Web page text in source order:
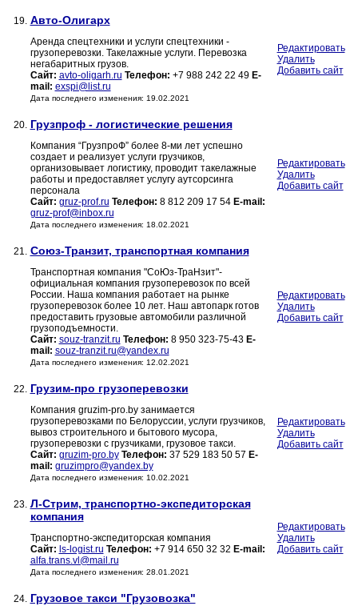
19. Авто-Олигарх
Аренда спецтехники и услуги спецтехники -
грузоперевозки. Такелажные услуги. Перевозка
негабаритных грузов.
Сайт: avto-oligarh.ru Телефон: +7 988 242 22 49 E-
mail: exspi@list.ru
Дата последнего изменения: 19.02.2021
Редактировать
Удалить
Добавить сайт
20. Грузпроф - логистические решения
Компания “ГрузпроФ” более 8-ми лет успешно
создает и реализует услуги грузчиков,
организовывает логистику, проводит такелажные
работы и предоставляет услугу аутсорсинга
персонала
Сайт: gruz-prof.ru Телефон: 8 812 209 17 54 E-mail:
gruz-prof@inbox.ru
Дата последнего изменения: 18.02.2021
Редактировать
Удалить
Добавить сайт
21. Союз-Транзит, транспортная компания
Транспортная компания "СоЮз-ТраНзит"-
официальная компания грузоперевозок по всей
России. Наша компания работает на рынке
грузоперевозок более 10 лет. Наш автопарк готов
предоставить грузовые автомобили различной
грузоподъемности.
Сайт: souz-tranzit.ru Телефон: 8 950 323-75-43 E-
mail: souz-tranzit.ru@yandex.ru
Дата последнего изменения: 12.02.2021
Редактировать
Удалить
Добавить сайт
22. Грузим-про грузоперевозки
Компания gruzim-pro.by занимается
грузоперевозками по Белоруссии, услуги грузчиков,
вывоз строительного и бытового мусора,
грузоперевозки с грузчиками, грузовое такси.
Сайт: gruzim-pro.by Телефон: 37 529 183 50 57 E-
mail: gruzimpro@yandex.by
Дата последнего изменения: 10.02.2021
Редактировать
Удалить
Добавить сайт
23. Л-Стрим, транспортно-экспедиторская
компания
Транспортно-экспедиторская компания
Сайт: ls-logist.ru Телефон: +7 914 650 32 32 E-mail:
alfa.trans.vl@mail.ru
Дата последнего изменения: 28.01.2021
Редактировать
Удалить
Добавить сайт
24. Грузовое такси "Грузовозка"